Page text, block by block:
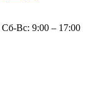
Сб-Вс: 9:00 – 17:00